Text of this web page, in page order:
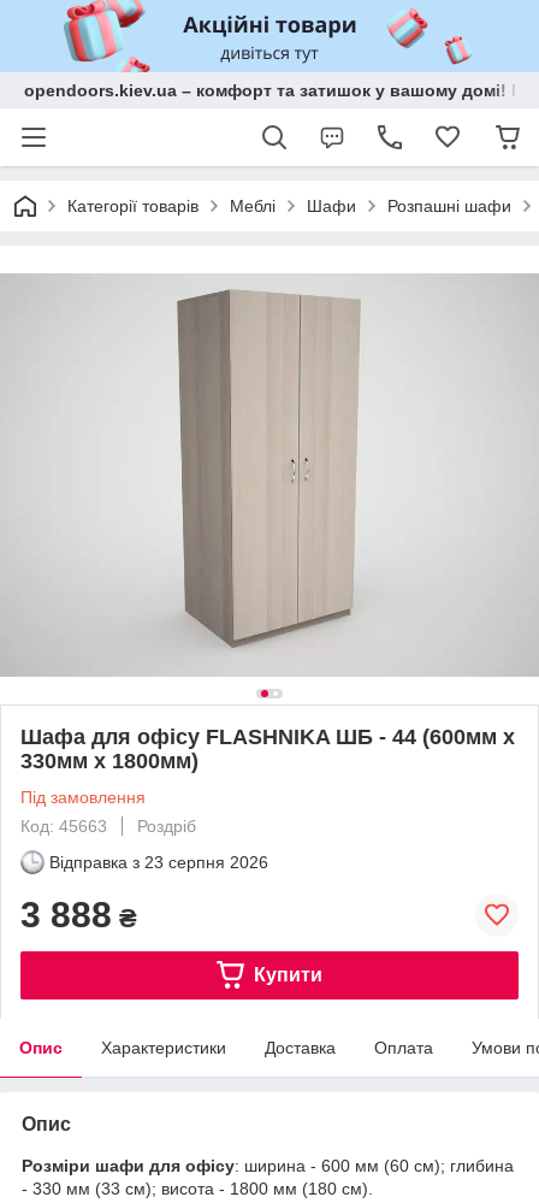
opendoors.kiev.ua – комфорт та затишок у вашому домі!
Категорії товарів Меблі Шафи Розпашні шафи
Шафа для офісу FLASHNIKA ШБ - 44 (600мм x
330мм x 1800мм)
Під замовлення
Код: 45663
Роздріб
Відправка з 23 серпня 2026
3 888 ₴
Купити
Опис Характеристики Доставка Оплата Умови
Опис
Розміри шафи для офісу: ширина - 600 мм (60 см); глибина
- 330 мм (33 см); висота - 1800 мм (180 см).